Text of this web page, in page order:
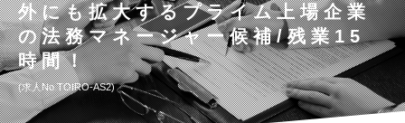
外にも拡大するプライム上場企業
の法務マネージャー候補/残業15
時間！
求人No.TOIRO-AS2